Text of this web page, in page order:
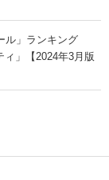
ル」ランキング
」【2024年3月版